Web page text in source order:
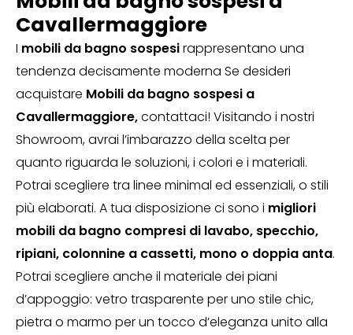
Cavallermaggiore
I mobili da bagno sospesirappresentano una
tendenza decisamente moderna Se desideri
acquistare Mobili da bagno sospesi a
Cavallermaggiore,contattaci! Visitando i nostri
Showroom, avrai l’imbarazzo della scelta per
quanto riguarda le soluzioni, i colori e i materiali.
Potrai scegliere tra linee minimal ed essenziali, o stili
più elaborati. A tua disposizione ci sono i migliori
mobili da bagno compresi di lavabo, specchio,
ripiani, colonnine a cassetti, mono o doppia anta.
Potrai scegliere anche il materiale dei piani
d’appoggio: vetro trasparente per uno stile chic,
pietra o marmo per un tocco d’eleganza unito alla